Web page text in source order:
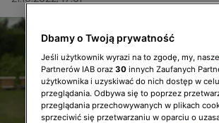
Dbamy o Twoją prywatność
Jeśli użytkownik wyrazi na to zgodę, my, nasze
Partnerów IAB oraz 30 innych Zaufanych
użytkownika i uzyskiwać do nich dostęp w
przeglądania. Odbywa się to poprzez
przeglądania przechowywanych w plikach
sprzeciwić się przetwarzaniu w oparciu o